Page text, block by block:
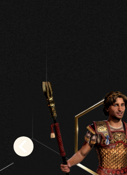
하
면
YouT
ube
의
개